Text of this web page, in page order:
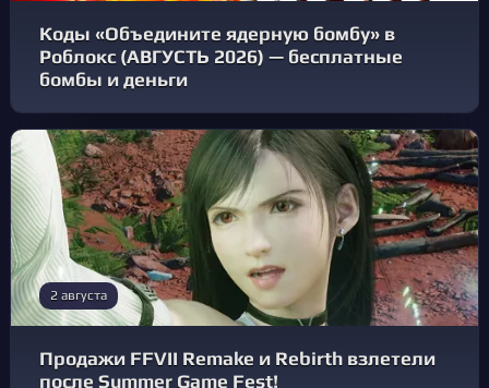
Коды «Объедините ядерную бомбу» в
Роблокс (АВГУСТЬ 2026) — бесплатные
бомбы и деньги
2 августа
Продажи FFVII Remake и Rebirth взлетели
после Summer Game Fest!